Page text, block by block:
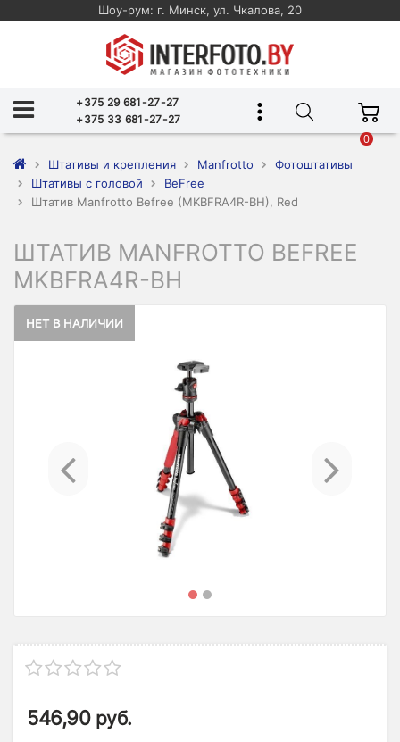
Шоу-рум: г. Минск, ул. Чкалова, 20
+375 29 681-27-27
+375 33 681-27-27
0
Штативы и крепления Manfrotto
Фотоштативы
Штативы с головой
BeFree
Штатив Manfrotto Befree (MKBFRA4R-BH), Red
ШТАТИВ MANFROTTO BEFREE
MKBFRA4R-BH
НЕТ В НАЛИЧИИ
Previous
546,90 руб.